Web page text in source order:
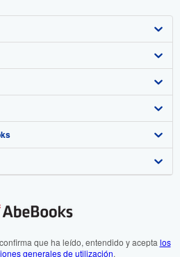
que ha leído, entendido y acepta los
generales de utilización.